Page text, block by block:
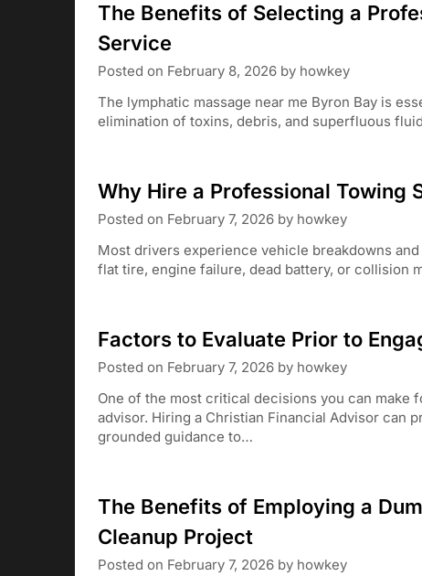
The Benefits of Selecting a
Service
Posted on February 8, 2026 by howkey
The lymphatic massage near me Byron Bay is
elimination of toxins, debris, and superfluous
Why Hire a Professional Towing
Posted on February 7, 2026 by howkey
Most drivers experience vehicle breakdowns
flat tire, engine failure, dead battery, or collision
Factors to Evaluate Prior to
Posted on February 7, 2026 by howkey
One of the most critical decisions you can
advisor. Hiring a Christian Financial Advisor can
grounded guidance to…
The Benefits of Employing a
Cleanup Project
Posted on February 7, 2026 by howkey